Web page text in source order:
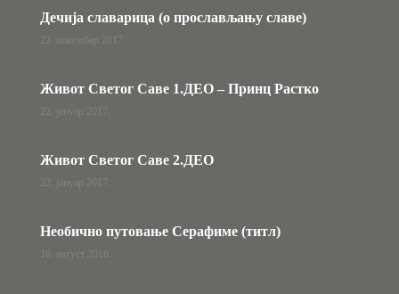
Дечија славарица (о прослављању славе)
22. новембар 2017.
Живот Светог Саве 1.ДЕО – Принц Растко
22. јануар 2017.
Живот Светог Саве 2.ДЕО
22. јануар 2017.
Необично путовање Серафиме (титл)
16. август 2016.